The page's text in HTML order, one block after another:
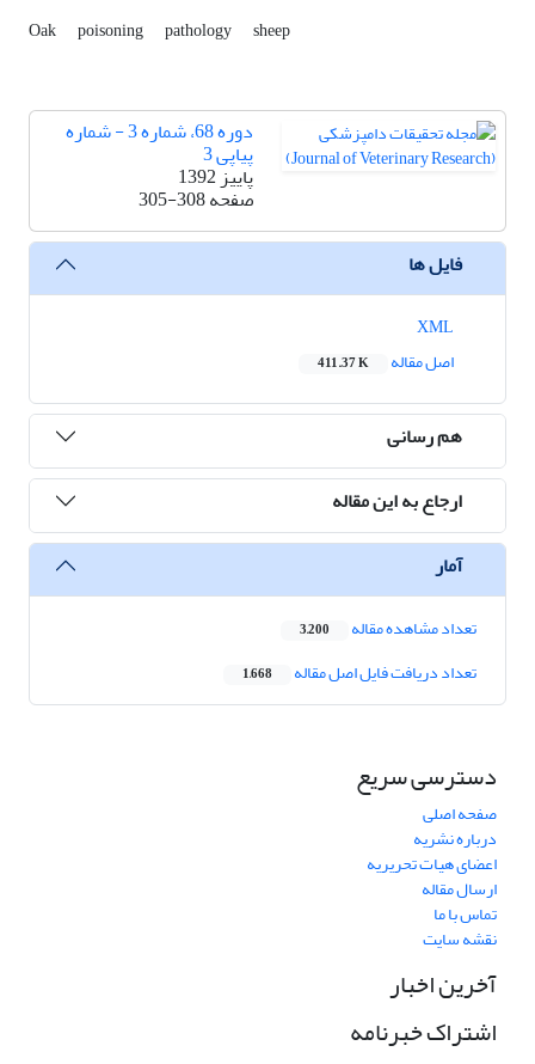
Oak poisoning pathology sheep
دوره 68، شماره 3 - شماره
پیاپی 3
پاییز 1392
صفحه305-308
فایل ها
اصل مقاله
411.37 K
هم رسانی
ارجاع به این مقاله
آمار
تعداد مشاهده مقاله 3,200
تعداد دریافت فایل اصل مقاله 1,668
دسترسی سریع
صفحه اصلی
درباره نشریه
اعضای هیات تحریریه
ارسال مقاله
تماس با ما
نقشه سایت
آخرین اخبار
اشتراک خبرنامه